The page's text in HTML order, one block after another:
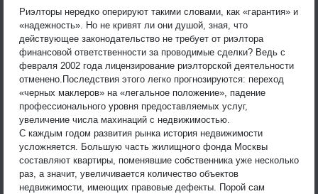
Риэлторы нередко оперируют такими словами, как «гарантия» и
«надежность». Но не кривят ли они душой, зная, что
действующее законодательство не требует от риэлтора
финансовой ответственности за проводимые сделки? Ведь с
февраля 2002 года лицензирование риэлторской деятельности
отменено. Последствия этого легко прогнозируются: переход
«черных маклеров» на «легальное положение», падение
профессионального уровня предоставляемых услуг,
увеличение числа махинаций с недвижимостью.
С каждым годом развития рынка история недвижимости
усложняется. Большую часть жилищного фонда Москвы
составляют квартиры, поменявшие собственника уже несколько
раз, а значит, увеличивается количество объектов
недвижимости, имеющих правовые дефекты. Порой сам